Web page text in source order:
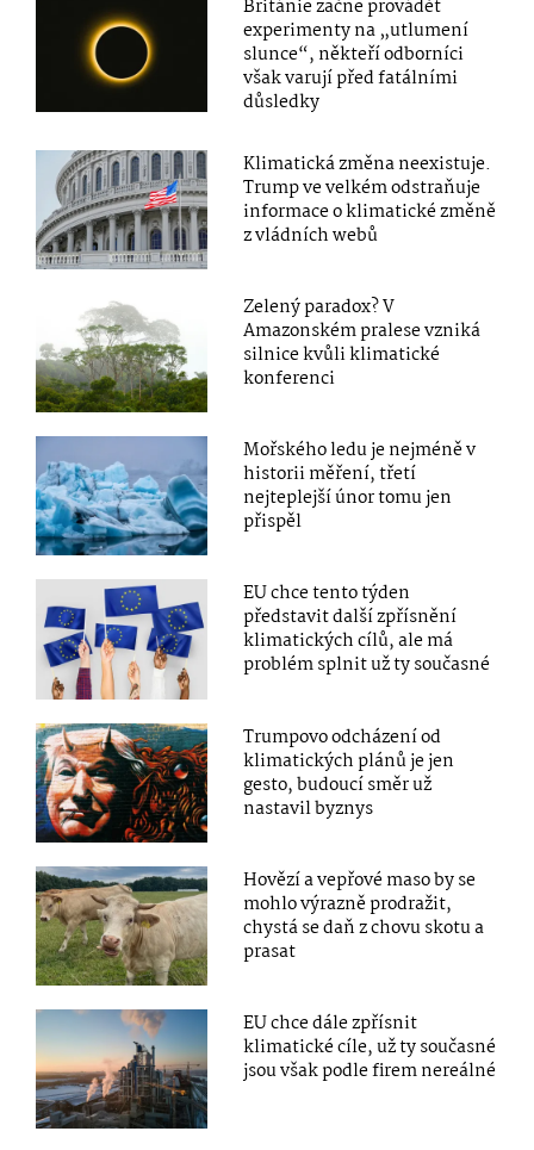
Británie začne provádět
experimenty na „utlumení
slunce“, někteří odborníci
však varují před fatálními
důsledky
Klimatická změna neexistuje.
Trump ve velkém odstraňuje
informace o klimatické změně
z vládních webů
Zelený paradox? V
Amazonském pralese vzniká
silnice kvůli klimatické
konferenci
Mořského ledu je nejméně v
historii měření, třetí
nejteplejší únor tomu jen
přispěl
EU chce tento týden
představit další zpřísnění
klimatických cílů, ale má
problém splnit už ty současné
Trumpovo odcházení od
klimatických plánů je jen
gesto, budoucí směr už
nastavil byznys
Hovězí a vepřové maso by se
mohlo výrazně prodražit,
chystá se daň z chovu skotu a
prasat
EU chce dále zpřísnit
klimatické cíle, už ty současné
jsou však podle firem nereálné